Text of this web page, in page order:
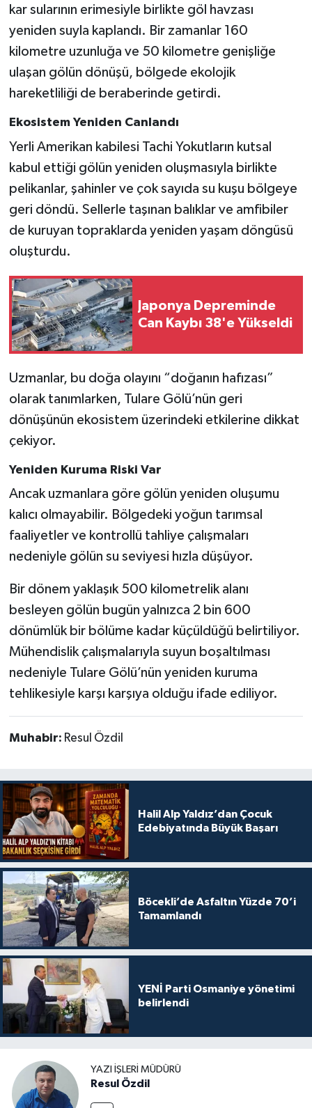
kar sularının erimesiyle birlikte göl havzası
yeniden suyla kaplandı. Bir zamanlar 160
kilometre uzunluğa ve 50 kilometre genişliğe
ulaşan gölün dönüşü, bölgede ekolojik
hareketliliği de beraberinde getirdi.
Ekosistem Yeniden Canlandı
Yerli Amerikan kabilesi Tachi Yokutların kutsal
kabul ettiği gölün yeniden oluşmasıyla birlikte
pelikanlar, şahinler ve çok sayıda su kuşu bölgeye
geri döndü. Sellerle taşınan balıklar ve amfibiler
de kuruyan topraklarda yeniden yaşam döngüsü
oluşturdu.
Japonya Depreminde
Can Kaybı 38'e Yükseldi
Uzmanlar, bu doğa olayını “doğanın hafızası”
olarak tanımlarken, Tulare Gölü’nün geri
dönüşünün ekosistem üzerindeki etkilerine dikkat
çekiyor.
Yeniden Kuruma Riski Var
Ancak uzmanlara göre gölün yeniden oluşumu
kalıcı olmayabilir. Bölgedeki yoğun tarımsal
faaliyetler ve kontrollü tahliye çalışmaları
nedeniyle gölün su seviyesi hızla düşüyor.
Bir dönem yaklaşık 500 kilometrelik alanı
besleyen gölün bugün yalnızca 2 bin 600
dönümlük bir bölüme kadar küçüldüğü belirtiliyor.
Mühendislik çalışmalarıyla suyun boşaltılması
nedeniyle Tulare Gölü’nün yeniden kuruma
tehlikesiyle karşı karşıya olduğu ifade ediliyor.
Muhabir: Resul Özdil
Halil Alp Yaldız’dan Çocuk
Edebiyatında Büyük Başarı
Böcekli’de Asfaltın Yüzde 70’i
Tamamlandı
YENİ Parti Osmaniye yönetimi
belirlendi
YAZI İŞLERI MÜDÜRÜ
Resul Özdil